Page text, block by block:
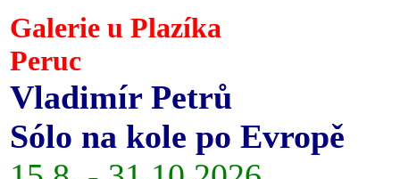
Galerie u Plazíka
Peruc
Vladimír Petrů
Sólo na kole po Evropě